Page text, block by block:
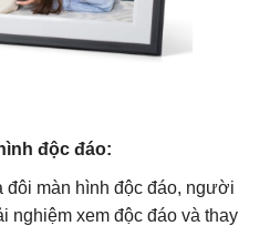
độc đáo:
màn hình độc đáo, người
nghiệm xem độc đáo và thay